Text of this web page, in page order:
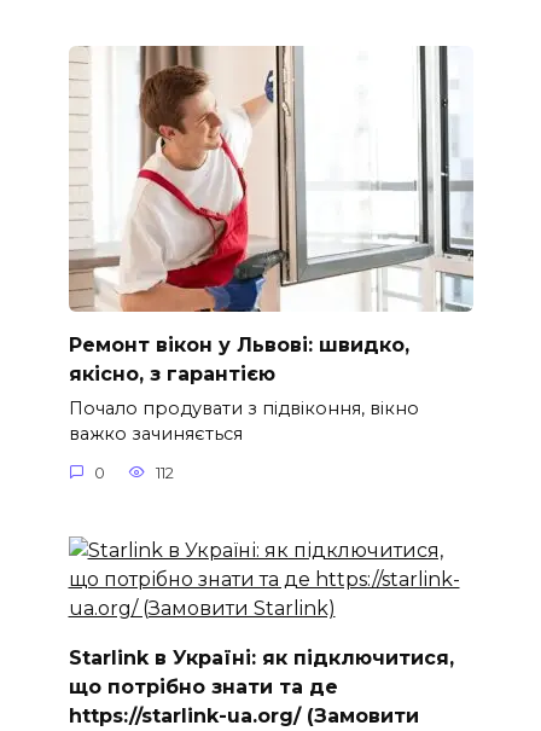
Ремонт вікон у Львові: швидко,
якісно, з гарантією
Почало продувати з підвіконня, вікно
важко зачиняється
0 112
Starlink в Україні: як підключитися,
що потрібно знати та де
https://starlink-ua.org/ (Замовити